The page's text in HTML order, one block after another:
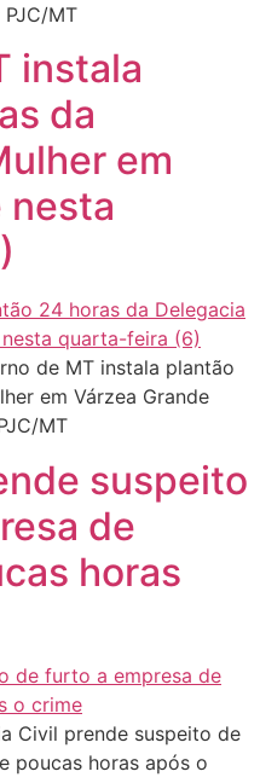
MT
instala
da
em
nesta
de MT instala plantão
em Várzea Grande
MT
suspeito
de
horas
Civil prende suspeito de
poucas horas após o